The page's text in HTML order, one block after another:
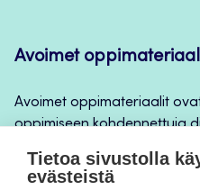
Avoimet
Avoimet oppimateriaalit
oppimiseen kohdennettuja
opintojaksototeutuksilla,
Tietoa sivustolla
evästeistä